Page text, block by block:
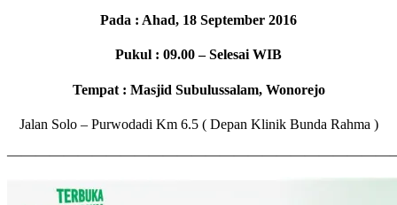
Pada : Ahad, 18 September 2016
Pukul : 09.00 – Selesai WIB
Tempat : Masjid Subulussalam, Wonorejo
Jalan Solo – Purwodadi Km 6.5 ( Depan Klinik Bunda Rahma )